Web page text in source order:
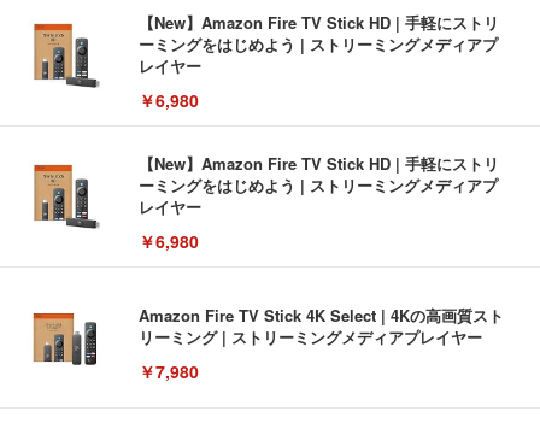
【New】Amazon Fire TV Stick HD | 手軽にストリ
ーミングをはじめよう | ストリーミングメディアプ
レイヤー
￥6,980
【New】Amazon Fire TV Stick HD | 手軽にストリ
ーミングをはじめよう | ストリーミングメディアプ
レイヤー
￥6,980
Amazon Fire TV Stick 4K Select | 4Kの高画質スト
リーミング | ストリーミングメディアプレイヤー
￥7,980